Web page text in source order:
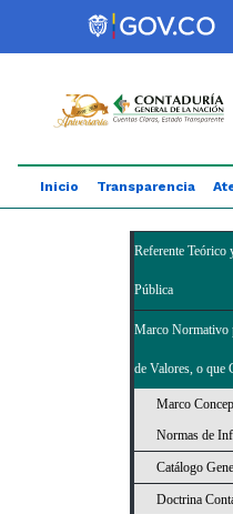
Saltar al contenido principal
Abrir menú de accesibilidad
Inicio Transparencia
Referente Teórico
Pública
Marco Normativo
de Valores, o que
Marco
Normas de
Catálogo
Doctrina